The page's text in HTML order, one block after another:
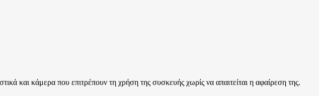
και κάμερα που επιτρέπουν τη χρήση της συσκευής χωρίς να απαιτείται η αφαίρεση της.